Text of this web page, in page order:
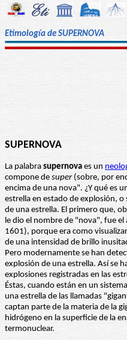
Etimología de SUPERNOVA
SUPERNOVA
La palabra supernova es un
compone de super(sobre, por
encima de una nova". ¿Y qué es
estrella en estado de explosión,
de una estrella. El primero que,
le dio el nombre de "nova", fue
1601), porque era como
de una intensidad de brillo
Pero modernamente se han
explosión de una estrella. Así se
explosiones registradas en las
Éstas, cuando están en un
una estrella de las llamadas
captan parte de la materia de la
hidrógeno en la superficie de la
termonuclear.